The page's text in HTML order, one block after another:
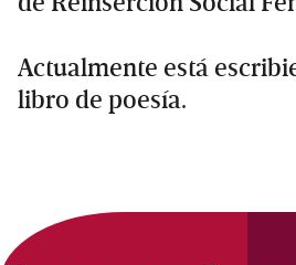
Actualmente está
libro de poesía.
Primary
Sidebar